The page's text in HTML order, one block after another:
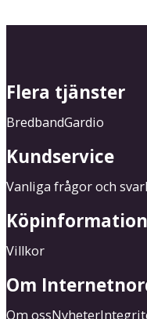
Flera tjänster
BredbandGardio
Kundservice
Vanliga frågor och svar
Köpinformation
Villkor
Om
Om ossNyheter